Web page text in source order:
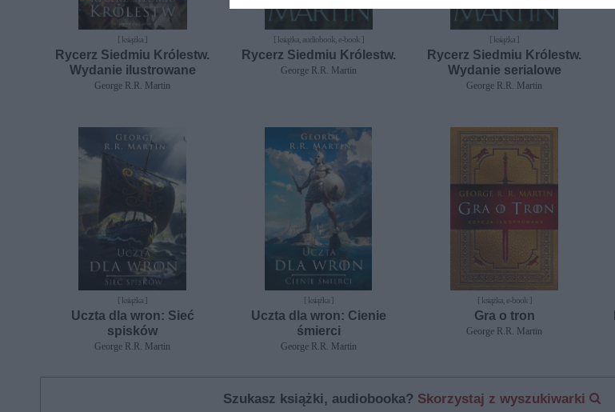
[ książka ]
Rycerz Siedmiu Królestw.
Wydanie ilustrowane
George R.R. Martin
[ książka, audiobook, e-book ]
Rycerz Siedmiu Królestw.
George R.R. Martin
[ książka ]
Rycerz Siedmiu Królestw.
Wydanie serialowe
George R.R. Martin
[ książka ]
Uczta dla wron: Sieć
spisków
George R.R. Martin
[ książka ]
Uczta dla wron: Cienie
śmierci
George R.R. Martin
[ książka, e-book ]
Gra o tron
George R.R. Martin
Szukasz książki, audiobooka? Skorzystaj z wyszukiwarki